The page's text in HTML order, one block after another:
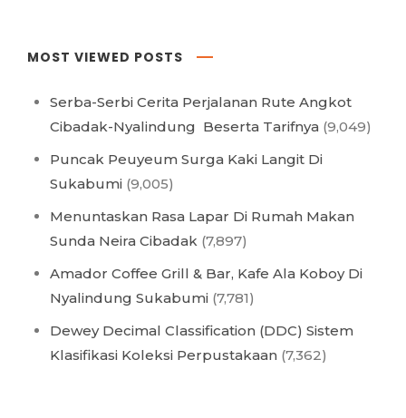
MOST VIEWED POSTS
Serba-Serbi Cerita Perjalanan Rute Angkot
Cibadak-Nyalindung Beserta Tarifnya (9,049)
Puncak Peuyeum Surga Kaki Langit Di
Sukabumi (9,005)
Menuntaskan Rasa Lapar Di Rumah Makan
Sunda Neira Cibadak (7,897)
Amador Coffee Grill & Bar, Kafe Ala Koboy Di
Nyalindung Sukabumi (7,781)
Dewey Decimal Classification (DDC) Sistem
Klasifikasi Koleksi Perpustakaan (7,362)